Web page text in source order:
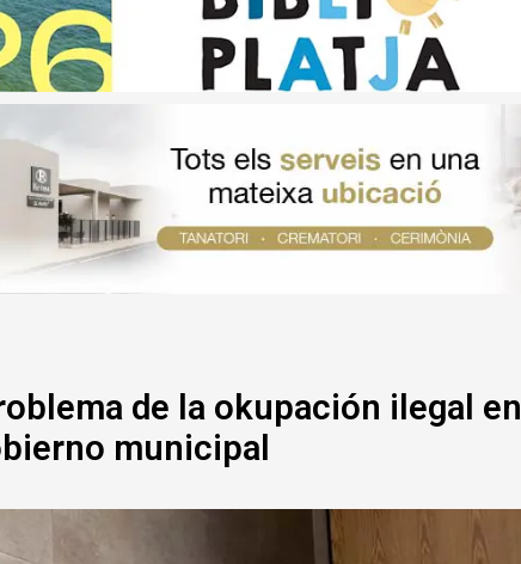
de la okupación ilegal en
municipal